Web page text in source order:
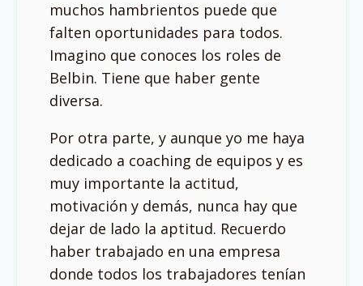
muchos hambrientos puede que
falten oportunidades para todos.
Imagino que conoces los roles de
Belbin. Tiene que haber gente
diversa.
Por otra parte, y aunque yo me haya
dedicado a coaching de equipos y es
muy importante la actitud,
motivación y demás, nunca hay que
dejar de lado la aptitud. Recuerdo
haber trabajado en una empresa
donde todos los trabajadores tenían